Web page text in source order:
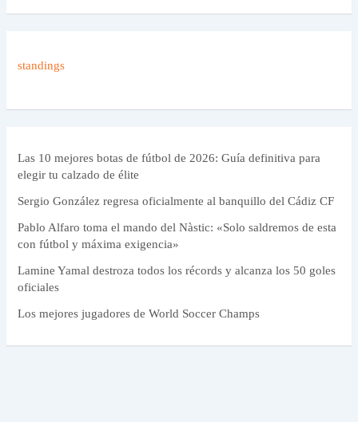
standings
Las 10 mejores botas de fútbol de 2026: Guía definitiva para
elegir tu calzado de élite
Sergio González regresa oficialmente al banquillo del Cádiz CF
Pablo Alfaro toma el mando del Nàstic: «Solo saldremos de esta
con fútbol y máxima exigencia»
Lamine Yamal destroza todos los récords y alcanza los 50 goles
oficiales
Los mejores jugadores de World Soccer Champs